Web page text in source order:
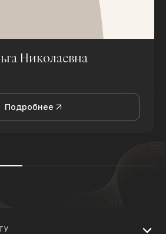
Николаевна
Подробнее